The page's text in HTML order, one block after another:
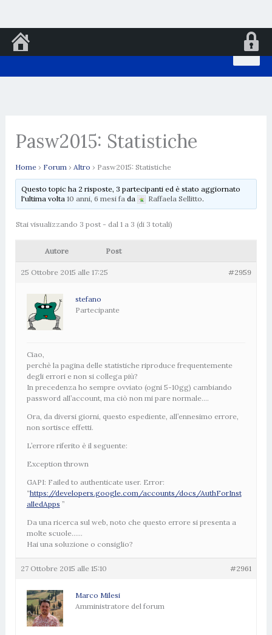
al
Pasw2015: Statistiche
Home › Forum › Altro › Pasw2015: Statistiche
Questo topic ha 2 risposte, 3 partecipanti ed è stato aggiornato
l'ultima volta 10 anni, 6 mesi fada Raffaela Sellitto.
Stai visualizzando 3 post - dal 1 a 3 (di 3 totali)
Autore Post
25 Ottobre 2015 alle 17:25 #2959
stefano
Partecipante
Ciao,
perchè la pagina delle statistiche riproduce frequentemente
degli errori e non si collega più?
In precedenza ho sempre ovviato (ogni 5-10gg) cambiando
password all’account, ma ciò non mi pare normale….
Ora, da diversi giorni, questo espediente, all’ennesimo errore,
non sortisce effetti.
L’errore riferito è il seguente:
Exception thrown
GAPI: Failed to authenticate user. Error:
“https://developers.google.com/accounts/docs/AuthForInst
alledApps ”
Da una ricerca sul web, noto che questo errore si presenta a
molte scuole……
Hai una soluzione o consiglio?
27 Ottobre 2015 alle 15:10 #2961
Marco Milesi
Amministratore del forum